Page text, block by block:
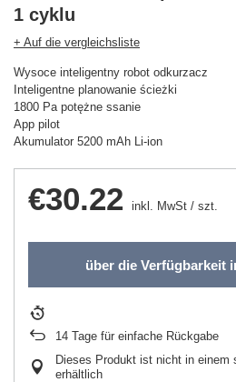
1 cyklu
+ Auf die vergleichsliste
Wysoce inteligentny robot odkurzacz
Inteligentne planowanie ścieżki
1800 Pa potężne ssanie
App pilot
Akumulator 5200 mAh Li-ion
€30.22 inkl. MwSt / szt.
über die Verfügbarkeit
14 Tage für einfache Rückgabe
Dieses Produkt ist nicht in einem
erhältlich